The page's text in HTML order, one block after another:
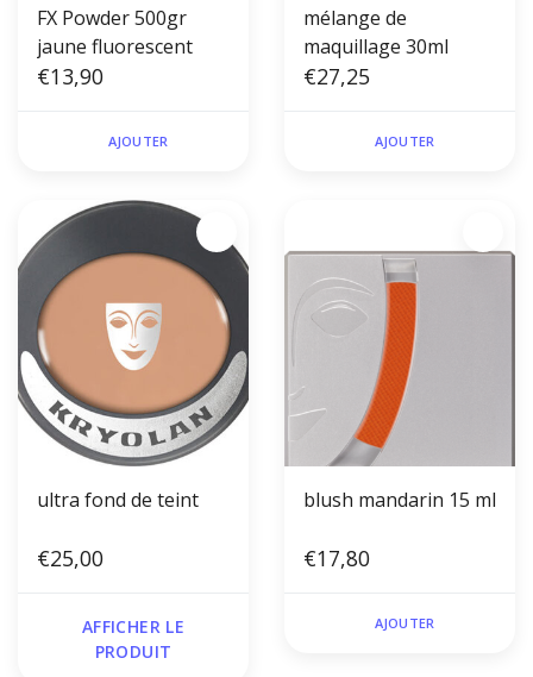
FX Powder 500gr
jaune fluorescent
€13,90
AJOUTER
mélange de
maquillage 30ml
€27,25
AJOUTER
ultra fond de teint
€25,00
AFFICHER LE
PRODUIT
blush mandarin 15 ml
€17,80
AJOUTER